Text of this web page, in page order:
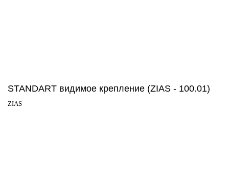
STANDART видимое крепление (ZIAS - 100.01)
ZIAS